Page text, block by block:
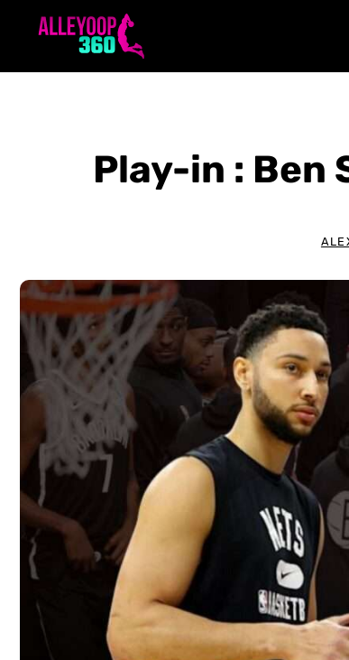
Play-in : Ben